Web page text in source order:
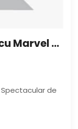
Sărbătoriți Ziua Tatălui cu Marvel Rising Alpha#1 în această duminică
Spectacular de